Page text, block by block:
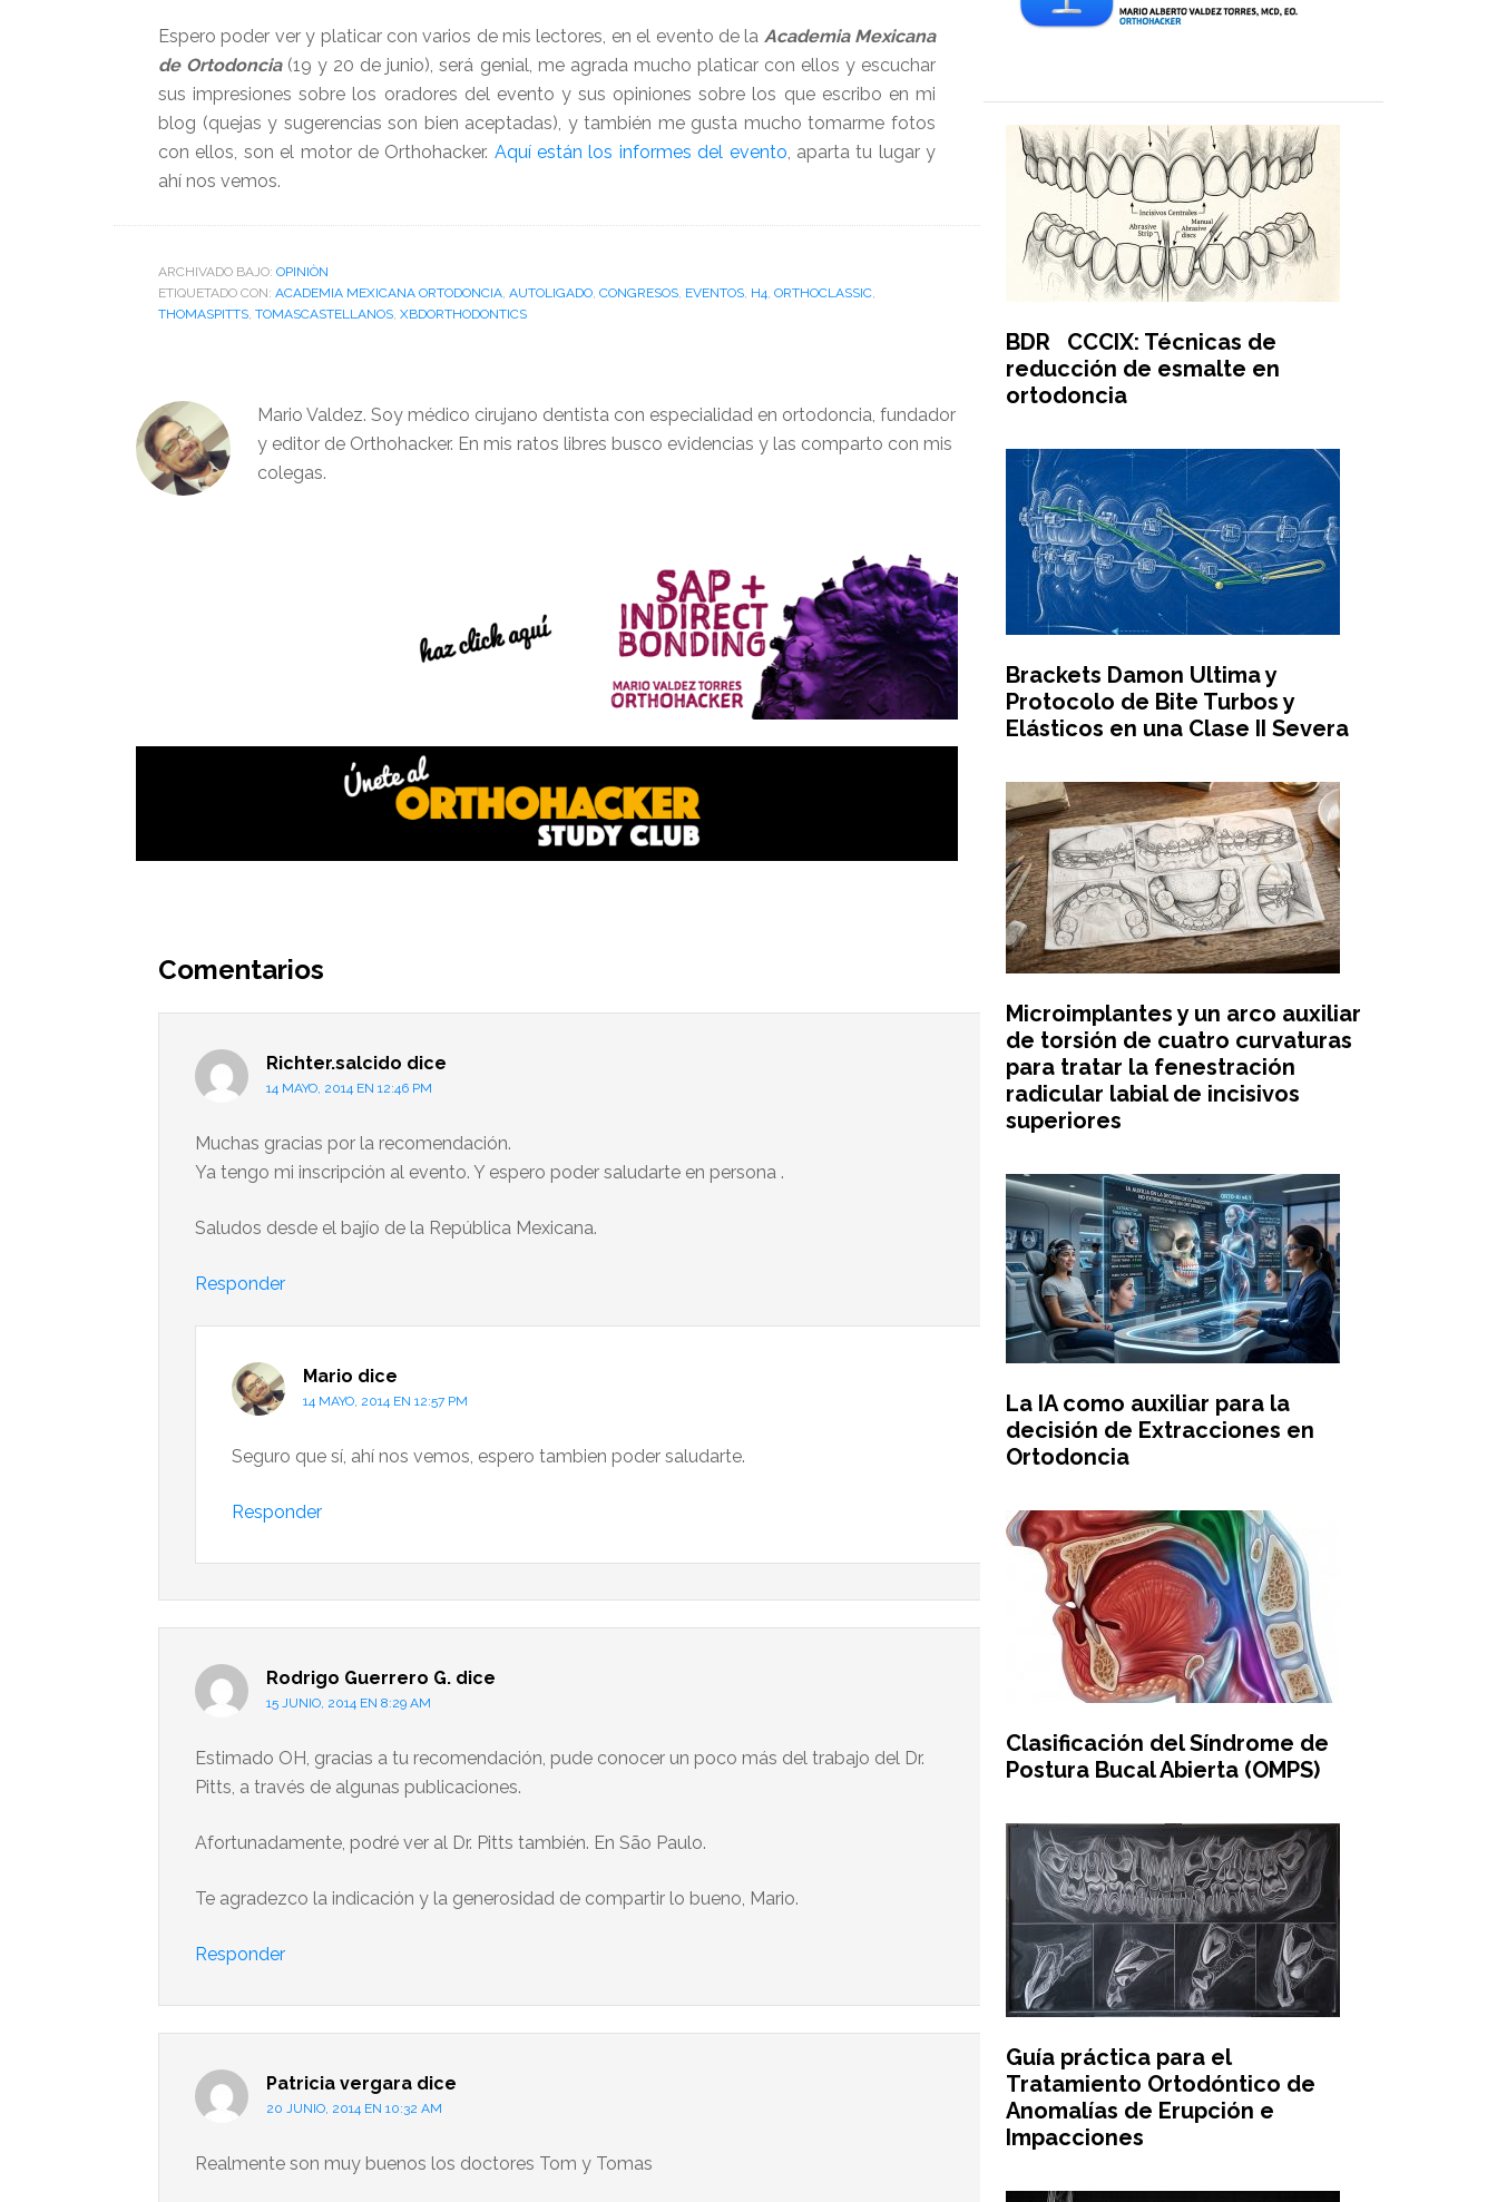
Espero poder ver y platicar con varios de mis lectores, en el evento de la Academia Mexicana
de Ortodoncia (19 y 20 de junio), será genial, me agrada mucho platicar con ellos y escuchar
sus impresiones sobre los oradores del evento y sus opiniones sobre los que escribo en mi
blog (quejas y sugerencias son bien aceptadas), y también me gusta mucho tomarme fotos
con ellos, son el motor de Orthohacker. Aquí están los informes del evento, aparta tu lugar y
ahí nos vemos.
ARCHIVADO BAJO: OPINIÒN
ETIQUETADO CON: ACADEMIA MEXICANA ORTODONCIA, AUTOLIGADO, CONGRESOS, EVENTOS, H4, ORTHOCLASSIC,
THOMASPITTS, TOMASCASTELLANOS, XBDORTHODONTICS
Mario Valdez. Soy médico cirujano dentista con especialidad en ortodoncia, fundador
y editor de Orthohacker. En mis ratos libres busco evidencias y las comparto con mis
colegas.
del
lector
Comentarios
Richter.salcido dice
14 MAYO, 2014 EN 12:46 PM
Muchas gracias por la recomendación.
Ya tengo mi inscripción al evento. Y espero poder saludarte en persona .
Saludos desde el bajío de la República Mexicana.
Responder
Mario dice
14 MAYO, 2014 EN 12:57 PM
Seguro que sí, ahí nos vemos, espero tambien poder saludarte.
Responder
Rodrigo Guerrero G. dice
15 JUNIO, 2014 EN 8:29 AM
Estimado OH, gracias a tu recomendación, pude conocer un poco más del trabajo del Dr.
Pitts, a través de algunas publicaciones.
Afortunadamente, podré ver al Dr. Pitts también. En São Paulo.
Te agradezco la indicación y la generosidad de compartir lo bueno, Mario.
Responder
Patricia vergara dice
20 JUNIO, 2014 EN 10:32 AM
Realmente son muy buenos los doctores Tom y Tomas
BDR CCCIX: Técnicas de
reducción de esmalte en
ortodoncia
Brackets Damon Ultima y
Protocolo de Bite Turbos y
Elásticos en una Clase II Severa
Microimplantes y un arco auxiliar
de torsión de cuatro curvaturas
para tratar la fenestración
radicular labial de incisivos
superiores
La IA como auxiliar para la
decisión de Extracciones en
Ortodoncia
Clasificación del Síndrome de
Postura Bucal Abierta (OMPS)
Guía práctica para el
Tratamiento Ortodóntico de
Anomalías de Erupción e
Impacciones